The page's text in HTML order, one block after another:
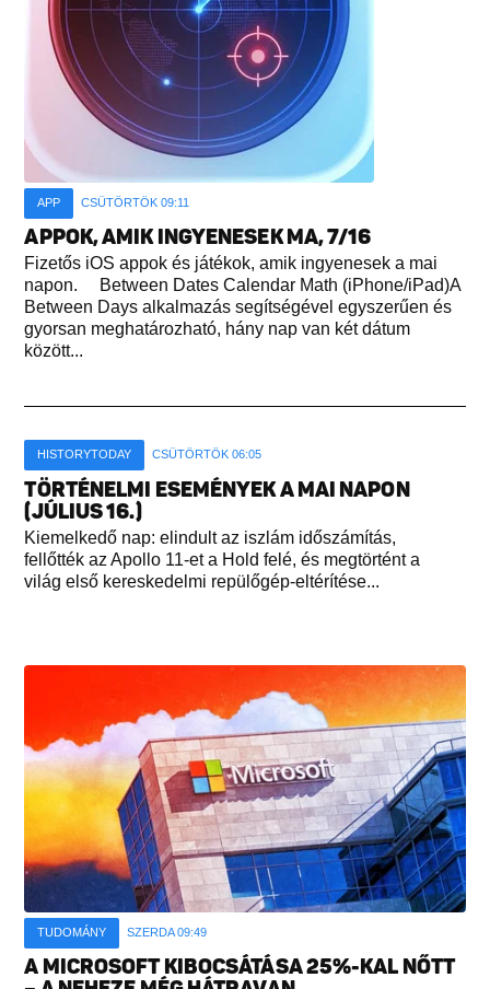
APP CSÜTÖRTÖK 09:11
APPOK, AMIK INGYENESEK MA, 7/16
Fizetős iOS appok és játékok, amik ingyenesek a mai
napon. Between Dates Calendar Math (iPhone/iPad)A
Between Days alkalmazás segítségével egyszerűen és
gyorsan meghatározható, hány nap van két dátum
között...
HISTORYTODAY CSÜTÖRTÖK 06:05
TÖRTÉNELMI ESEMÉNYEK A MAI NAPON
(JÚLIUS 16.)
Kiemelkedő nap: elindult az iszlám időszámítás,
fellőtték az Apollo 11-et a Hold felé, és megtörtént a
világ első kereskedelmi repülőgép-eltérítése...
TUDOMÁNY SZERDA 09:49
A MICROSOFT KIBOCSÁTÁSA 25%-KAL NŐTT